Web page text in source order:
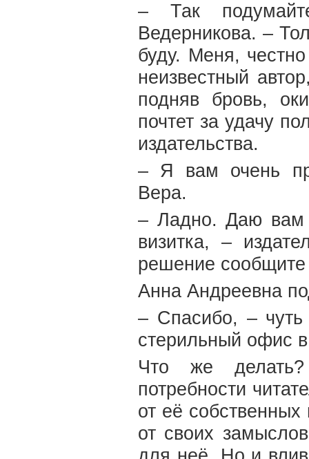
– Так
Ведерникова. –
буду. Меня,
неизвестный
подняв бровь,
почтет за удачу
издательства.
– Я вам очень
Вера.
– Ладно. Даю вам
визитка, –
решение
Анна Андреевна
– Спасибо, –
стерильный офис
Что же
потребности
от её собственных
от своих